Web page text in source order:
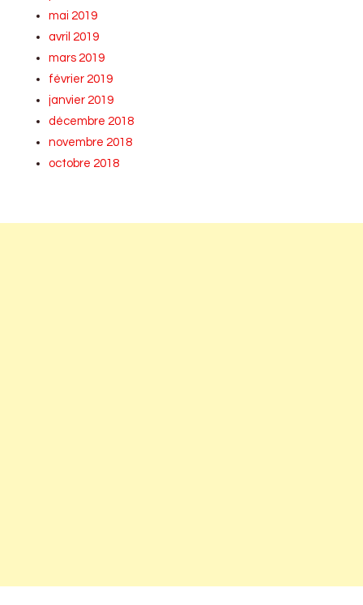
mai 2019
avril 2019
mars 2019
février 2019
janvier 2019
décembre 2018
novembre 2018
octobre 2018